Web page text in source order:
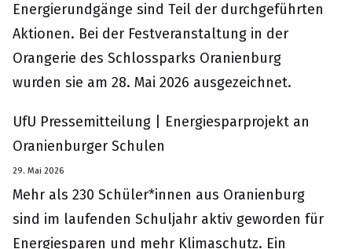
Energierundgänge sind Teil der durchgeführten
Aktionen. Bei der Festveranstaltung in der
Orangerie des Schlossparks Oranienburg
wurden sie am 28. Mai 2026 ausgezeichnet.
UfU Pressemitteilung | Energiesparprojekt an
Oranienburger Schulen
29. Mai 2026
Mehr als 230 Schüler*innen aus Oranienburg
sind im laufenden Schuljahr aktiv geworden für
Energiesparen und mehr Klimaschutz. Ein